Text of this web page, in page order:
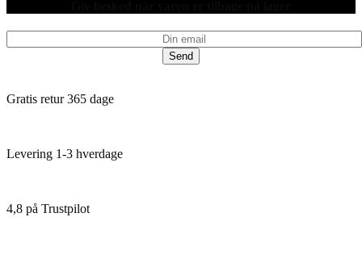
Send
Gratis retur 365 dage
Levering 1-3 hverdage
4,8 på Trustpilot